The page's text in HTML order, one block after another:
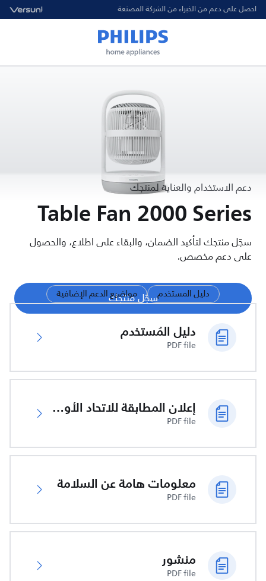
احصل على دعم من الخبراء من الشركة المصنعة
دعم الاستخدام والعناية لمنتجك
Table Fan 2000 Series
سجّل منتجك لتأكيد الضمان، والبقاء على اطلاع، والحصول
على دعم مخصص.
سجّل منتجكدليل المستخدم مواضيع الدعم الإضافية
دليل المُستخدم
PDF file
إعلان المطابقة للاتحاد الأوروبي
PDF file
معلومات هامة عن السلامة
PDF file
منشور
PDF file